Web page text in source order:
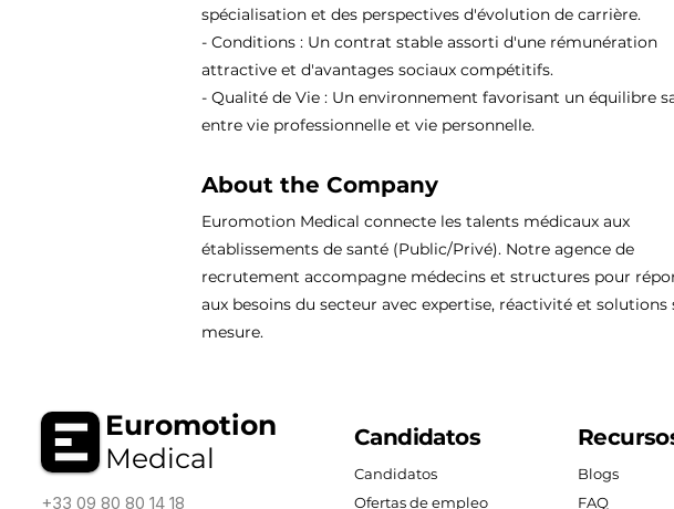
spécialisation et des perspectives d'évolution de carrière.
- Conditions : Un contrat stable assorti d'une rémunération
attractive et d'avantages sociaux compétitifs.
- Qualité de Vie : Un environnement favorisant un équilibre
entre vie professionnelle et vie personnelle.
About the Company
Euromotion Medical connecte les talents médicaux aux
établissements de santé (Public/Privé). Notre agence de
recrutement accompagne médecins et structures pour
aux besoins du secteur avec expertise, réactivité et solutions
mesure.
Euromotion
Medical
+33 09 80 80 14 18
Candidatos
Candidatos
Ofertas de empleo
Blogs
FAQ